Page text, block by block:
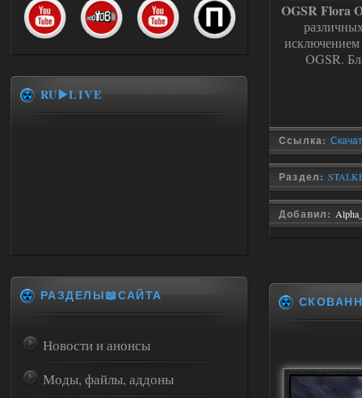
OGSR Flora
исключением
OGSR.
Ссылка:
Раздел:
Добавил:
RU▶️LIVE
РАЗДЕЛЫ📖САЙТА
Новости и анонсы
Моды, файлы, аддоны